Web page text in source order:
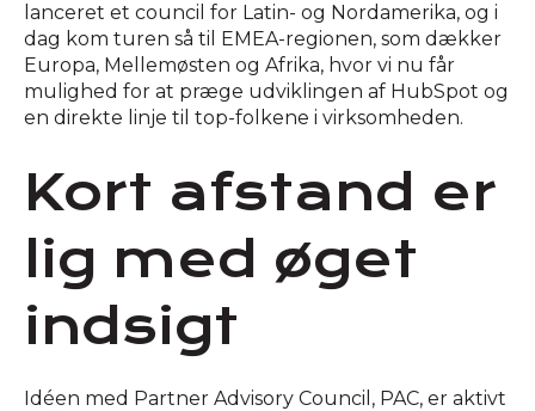
lanceret et council for Latin- og Nordamerika, og i
dag kom turen så til EMEA-regionen, som dækker
Europa, Mellemøsten og Afrika, hvor vi nu får
mulighed for at præge udviklingen af HubSpot og
en direkte linje til top-folkene i virksomheden.
Kort afstand er
lig med øget
indsigt
Idéen med Partner Advisory Council, PAC, er aktivt